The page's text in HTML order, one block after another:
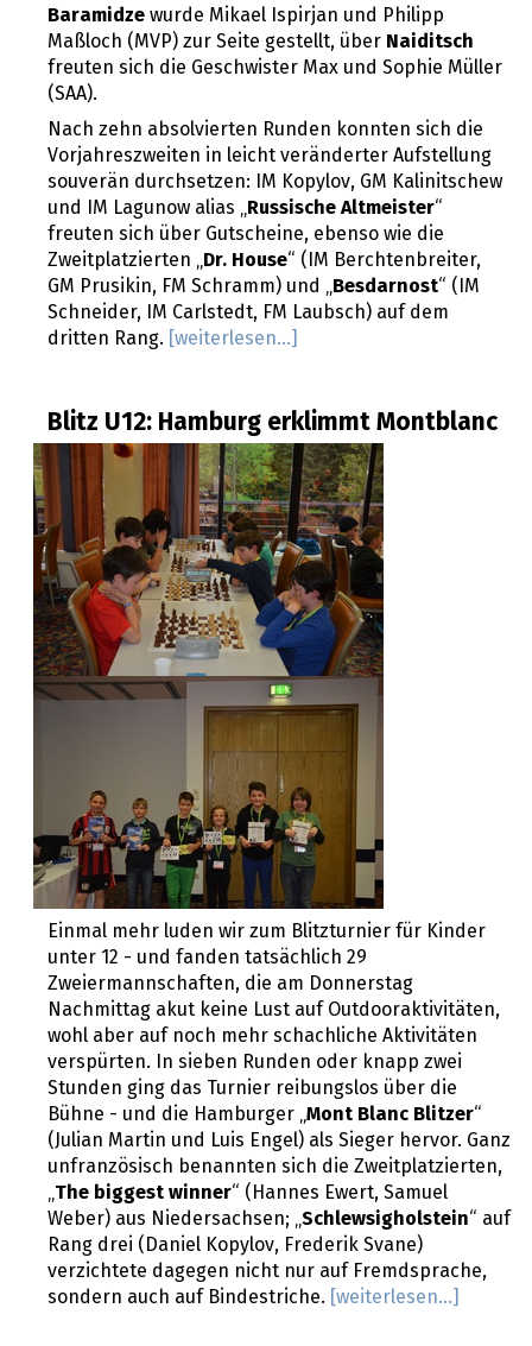
Baramidze wurde Mikael Ispirjan und Philipp
Maßloch (MVP) zur Seite gestellt, über Naiditsch
freuten sich die Geschwister Max und Sophie Müller
(SAA).
Nach zehn absolvierten Runden konnten sich die
Vorjahreszweiten in leicht veränderter Aufstellung
souverän durchsetzen: IM Kopylov, GM Kalinitschew
und IM Lagunow alias „
Russische Altmeister“
freuten sich über Gutscheine, ebenso wie die
Zweitplatzierten „
Dr. House“ (IM Berchtenbreiter,
GM Prusikin, FM Schramm) und „
Besdarnost“ (IM
Schneider, IM Carlstedt, FM Laubsch) auf dem
dritten Rang.
[weiterlesen...]
Blitz U12: Hamburg erklimmt Montblanc
Einmal mehr luden wir zum Blitzturnier für Kinder
unter 12 - und fanden tatsächlich 29
Zweiermannschaften, die am Donnerstag
Nachmittag akut keine Lust auf Outdooraktivitäten,
wohl aber auf noch mehr schachliche Aktivitäten
verspürten. In sieben Runden oder knapp zwei
Stunden ging das Turnier reibungslos über die
Bühne - und die Hamburger „Mont Blanc Blitzer“
(Julian Martin und Luis Engel) als Sieger hervor. Ganz
unfranzösisch benannten sich die Zweitplatzierten,
„The biggest winner“ (Hannes Ewert, Samuel
Weber) aus Niedersachsen; „Schlewsigholstein“ auf
Rang drei (Daniel Kopylov, Frederik Svane)
verzichtete dagegen nicht nur auf Fremdsprache,
sondern auch auf Bindestriche.
[weiterlesen...]